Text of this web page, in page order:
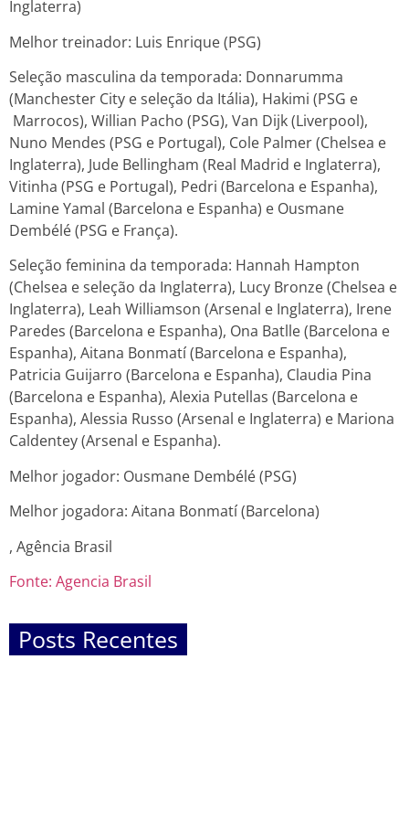
Inglaterra)
Melhor treinador: Luis Enrique (PSG)
Seleção masculina da temporada: Donnarumma
(Manchester City e seleção da Itália), Hakimi (PSG e
Marrocos), Willian Pacho (PSG), Van Dijk (Liverpool),
Nuno Mendes (PSG e Portugal), Cole Palmer (Chelsea e
Inglaterra), Jude Bellingham (Real Madrid e Inglaterra),
Vitinha (PSG e Portugal), Pedri (Barcelona e Espanha),
Lamine Yamal (Barcelona e Espanha) e Ousmane
Dembélé (PSG e França).
Seleção feminina da temporada: Hannah Hampton
(Chelsea e seleção da Inglaterra), Lucy Bronze (Chelsea e
Inglaterra), Leah Williamson (Arsenal e Inglaterra), Irene
Paredes (Barcelona e Espanha), Ona Batlle (Barcelona e
Espanha), Aitana Bonmatí (Barcelona e Espanha),
Patricia Guijarro (Barcelona e Espanha), Claudia Pina
(Barcelona e Espanha), Alexia Putellas (Barcelona e
Espanha), Alessia Russo (Arsenal e Inglaterra) e Mariona
Caldentey (Arsenal e Espanha).
Melhor jogador: Ousmane Dembélé (PSG)
Melhor jogadora: Aitana Bonmatí (Barcelona)
, Agência Brasil
Fonte: Agencia Brasil
Posts Recentes